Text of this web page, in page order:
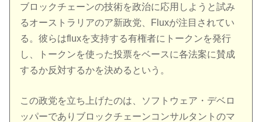
ブロックチェーンの技術を政治に応用しようと試み
るオーストラリアのア新政党、Fluxが注目されてい
る。彼らはfluxを支持する有権者にトークンを発行
し、トークンを使った投票をベースに各法案に賛成
するか反対するかを決めるという。
この政党を立ち上げたのは、ソフトウェア・デベロ
ッパーでありブロックチェーンコンサルタントのマ